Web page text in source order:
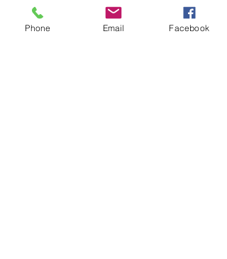
Afiliada ao:
Phone Email Facebook